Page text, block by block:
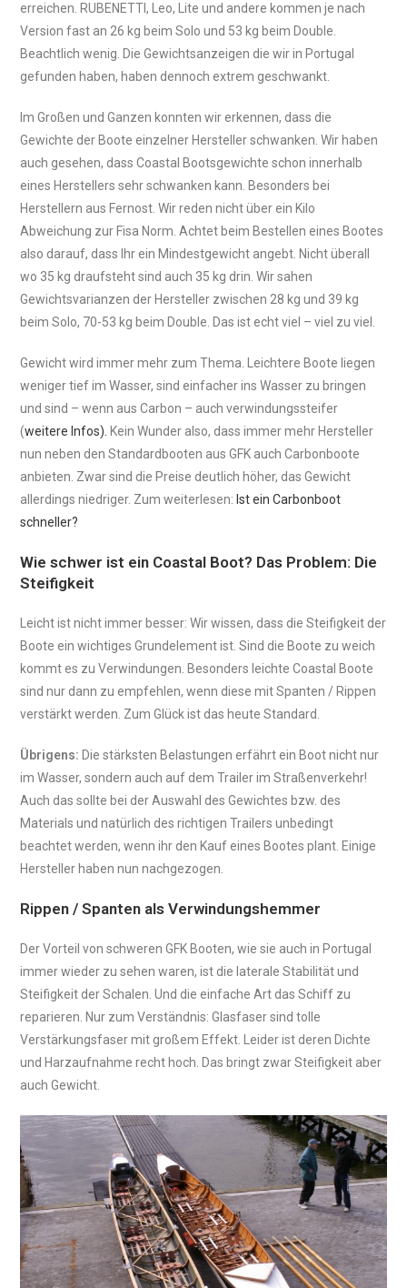
erreichen. RUBENETTI, Leo, Lite und andere kommen je nach
Version fast an 26 kg beim Solo und 53 kg beim Double.
Beachtlich wenig. Die Gewichtsanzeigen die wir in Portugal
gefunden haben, haben dennoch extrem geschwankt.
Im Großen und Ganzen konnten wir erkennen, dass die
Gewichte der Boote einzelner Hersteller schwanken. Wir haben
auch gesehen, dass Coastal Bootsgewichte schon innerhalb
eines Herstellers sehr schwanken kann. Besonders bei
Herstellern aus Fernost. Wir reden nicht über ein Kilo
Abweichung zur Fisa Norm. Achtet beim Bestellen eines Bootes
also darauf, dass Ihr ein Mindestgewicht angebt. Nicht überall
wo 35 kg draufsteht sind auch 35 kg drin. Wir sahen
Gewichtsvarianzen der Hersteller zwischen 28 kg und 39 kg
beim Solo, 70-53 kg beim Double. Das ist echt viel – viel zu viel.
Gewicht wird immer mehr zum Thema. Leichtere Boote liegen
weniger tief im Wasser, sind einfacher ins Wasser zu bringen
und sind – wenn aus Carbon – auch verwindungssteifer
(weitere Infos). Kein Wunder also, dass immer mehr Hersteller
nun neben den Standardbooten aus GFK auch Carbonboote
anbieten. Zwar sind die Preise deutlich höher, das Gewicht
allerdings niedriger. Zum weiterlesen: Ist ein Carbonboot
schneller?
Wie schwer ist ein Coastal Boot? Das Problem: Die
Steifigkeit
Leicht ist nicht immer besser: Wir wissen, dass die Steifigkeit der
Boote ein wichtiges Grundelement ist. Sind die Boote zu weich
kommt es zu Verwindungen. Besonders leichte Coastal Boote
sind nur dann zu empfehlen, wenn diese mit Spanten / Rippen
verstärkt werden. Zum Glück ist das heute Standard.
Übrigens: Die stärksten Belastungen erfährt ein Boot nicht nur
im Wasser, sondern auch auf dem Trailer im Straßenverkehr!
Auch das sollte bei der Auswahl des Gewichtes bzw. des
Materials und natürlich des richtigen Trailers unbedingt
beachtet werden, wenn ihr den Kauf eines Bootes plant. Einige
Hersteller haben nun nachgezogen.
Rippen / Spanten als Verwindungshemmer
Der Vorteil von schweren GFK Booten, wie sie auch in Portugal
immer wieder zu sehen waren, ist die laterale Stabilität und
Steifigkeit der Schalen. Und die einfache Art das Schiff zu
reparieren. Nur zum Verständnis: Glasfaser sind tolle
Verstärkungsfaser mit großem Effekt. Leider ist deren Dichte
und Harzaufnahme recht hoch. Das bringt zwar Steifigkeit aber
auch Gewicht.